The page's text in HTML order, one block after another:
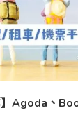
Agoda、